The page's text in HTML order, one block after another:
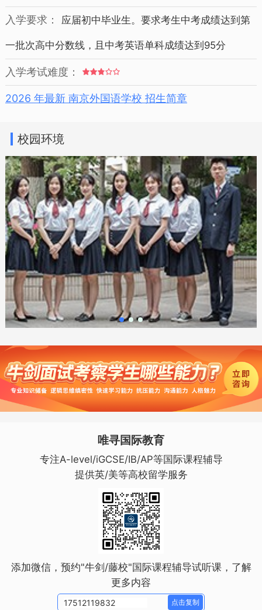
入学要求： 应届初中毕业生。要求考生中考成绩达到第
一批次高中分数线，且中考英语单科成绩达到95分
入学考试难度：
2026 年最新 南京外国语学校 招生简章
校园环境
唯寻国际教育
专注A-level/iGCSE/IB/AP等国际课程辅导
提供英/美等高校留学服务
添加微信，预约"牛剑/藤校"国际课程辅导试听课，了解
更多内容
点击复制